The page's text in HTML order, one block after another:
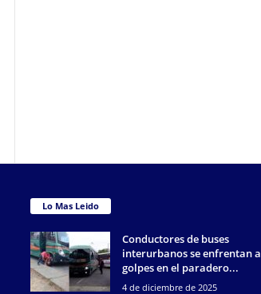
Lo Mas Leido
Conductores de buses
interurbanos se enfrentan a
golpes en el paradero...
4 de diciembre de 2025